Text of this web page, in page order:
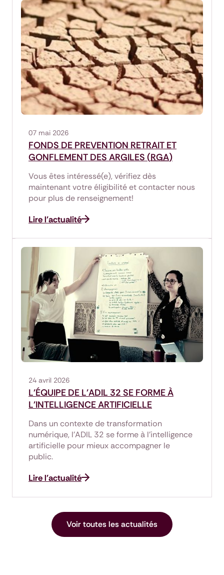
FONDS DE PREVENTION RETRAIT ET
GONFLEMENT DES ARGILES (RGA)
07 mai 2026
Vous êtes intéressé(e), vérifiez dès
maintenant votre éligibilité et contacter nous
pour plus de renseignement!
Lire l'actualité
L'ÉQUIPE DE L'ADIL 32 SE FORME À
L'INTELLIGENCE ARTIFICIELLE
24 avril 2026
Dans un contexte de transformation
numérique, l’ADIL 32 se forme à l’intelligence
artificielle pour mieux accompagner le
public.
Lire l'actualité
Voir toutes les actualités